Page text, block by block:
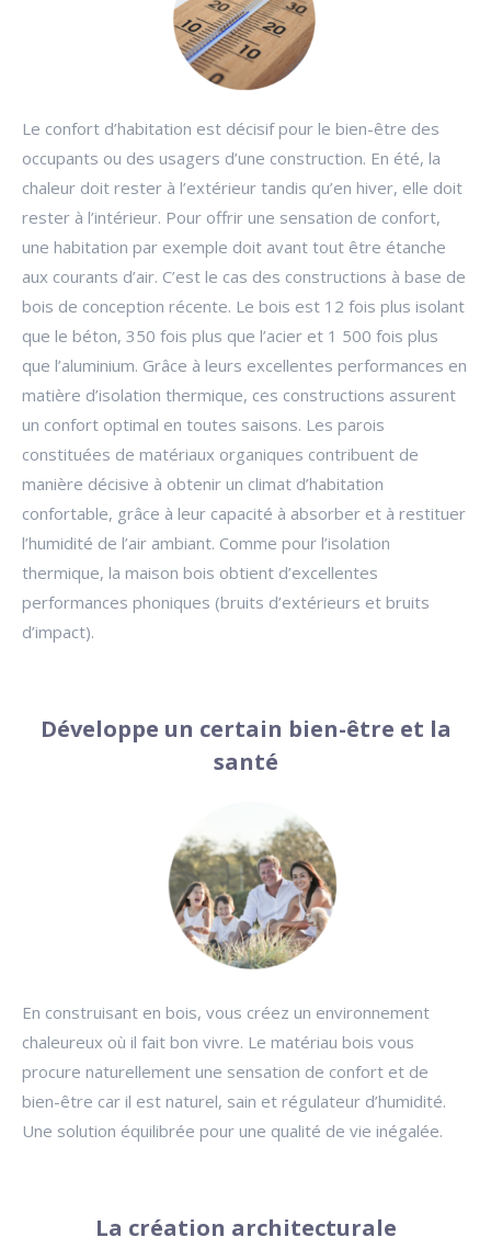
Le confort d’habitation est décisif pour le bien-être des
occupants ou des usagers d’une construction. En été, la
chaleur doit rester à l’extérieur tandis qu’en hiver, elle doit
rester à l’intérieur. Pour offrir une sensation de confort,
une habitation par exemple doit avant tout être étanche
aux courants d’air. C’est le cas des constructions à base de
bois de conception récente. Le bois est 12 fois plus isolant
que le béton, 350 fois plus que l’acier et 1 500 fois plus
que l’aluminium. Grâce à leurs excellentes performances en
matière d’isolation thermique, ces constructions assurent
un confort optimal en toutes saisons. Les parois
constituées de matériaux organiques contribuent de
manière décisive à obtenir un climat d’habitation
confortable, grâce à leur capacité à absorber et à restituer
l’humidité de l’air ambiant. Comme pour l’isolation
thermique, la maison bois obtient d’excellentes
performances phoniques (bruits d’extérieurs et bruits
d’impact).
Développe un certain bien-être et la
santé
En construisant en bois, vous créez un environnement
chaleureux où il fait bon vivre. Le matériau bois vous
procure naturellement une sensation de confort et de
bien-être car il est naturel, sain et régulateur d’humidité.
Une solution équilibrée pour une qualité de vie inégalée.
La création architecturale